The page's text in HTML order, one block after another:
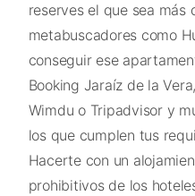
reserves el que sea más
metabuscadores como
conseguir ese
Booking Jaraíz de la
Wimdu o Tripadvisor y
los que cumplen tus
Hacerte con un
prohibitivos de los